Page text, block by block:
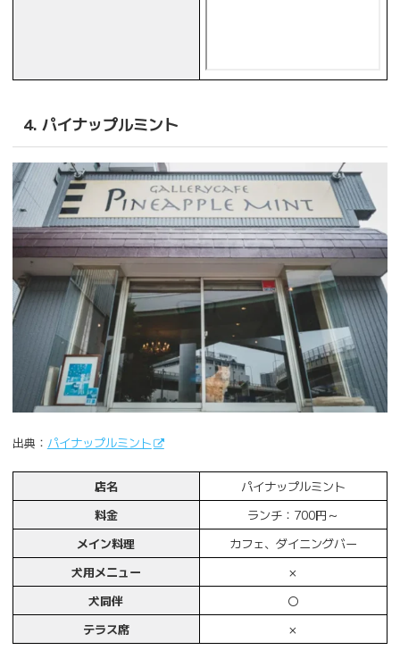
4. パイナップルミント
出典： パイナップルミント
店名
パイナップルミント
料金
ランチ：700円～
メイン料理
カフェ、ダイニングバー
犬用メニュー
×
犬同伴
〇
テラス席
×